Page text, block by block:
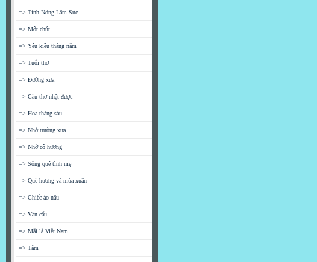
=> Tình Nông Lâm Súc
=> Một chút
=> Yêu kiều tháng năm
=> Tuổi thơ
=> Đường xưa
=> Câu thơ nhặt được
=> Hoa tháng sáu
=> Nhớ trường xưa
=> Nhớ cố hương
=> Sông quê tình mẹ
=> Quê hương và mùa xuân
=> Chiếc áo nâu
=> Vân cẩu
=> Mãi là Việt Nam
=> Tâm